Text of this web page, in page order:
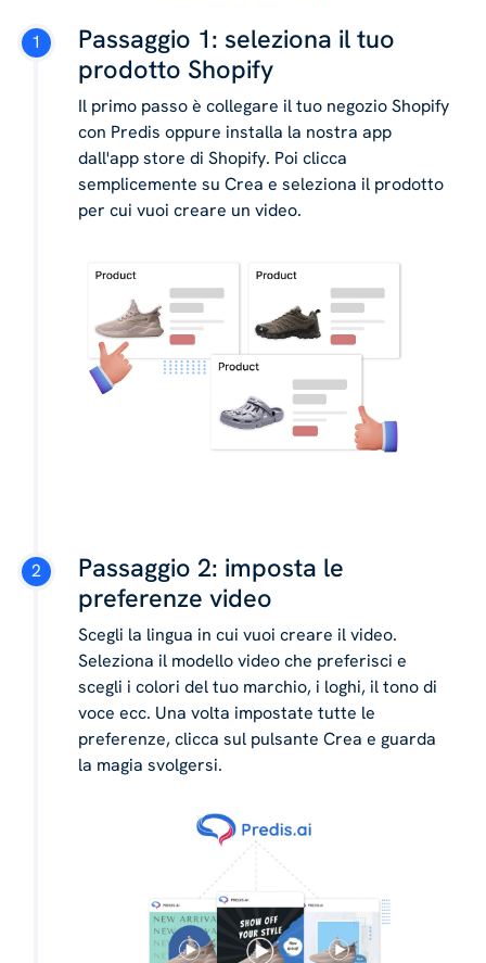
Passaggio 1: seleziona il tuo
prodotto Shopify
Il primo passo è collegare il tuo negozio Shopify
con Predis oppure installa la nostra app
dall'app store di Shopify. Poi clicca
semplicemente su Crea e seleziona il prodotto
per cui vuoi creare un video.
Passaggio 2: imposta le
preferenze video
Scegli la lingua in cui vuoi creare il video.
Seleziona il modello video che preferisci e
scegli i colori del tuo marchio, i loghi, il tono di
voce ecc. Una volta impostate tutte le
preferenze, clicca sul pulsante Crea e guarda
la magia svolgersi.